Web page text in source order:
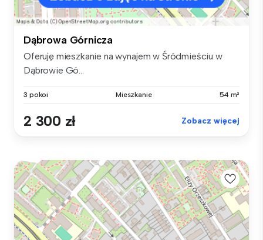
Dąbrowa Górnicza
Oferuję mieszkanie na wynajem w Śródmieściu w
Dąbrowie Gó...
3 pokoi Mieszkanie 54 m²
2 300 zł Zobacz więcej